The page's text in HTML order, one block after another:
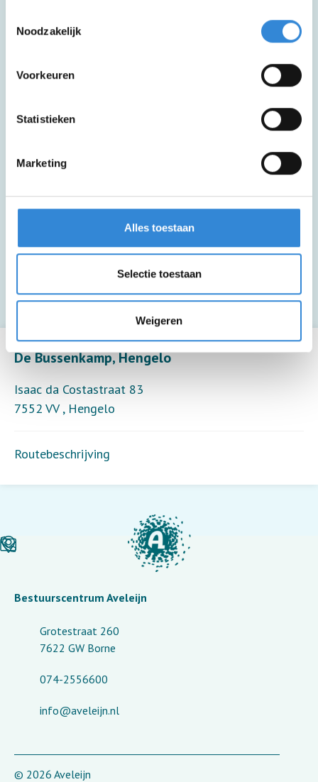
Noodzakelijk
Voorkeuren
Statistieken
Marketing
Alles toestaan
Selectie toestaan
WeigerenLeaflet
De Bussenkamp, Hengelo
Isaac da Costastraat 83
7552 VV, Hengelo
Routebeschrijving
Deze activiteit is rolstoel toegankelijk.
Deze activiteit is inclusief een kopje
koffie of thee.
Deze activiteit biedt alleen toezicht (6
deelnemers per toezichthouder).
Bestuurscentrum Aveleijn
Grotestraat 260
7622 GW Borne
074-2556600
info@aveleijn.nl
© 2026 Aveleijn